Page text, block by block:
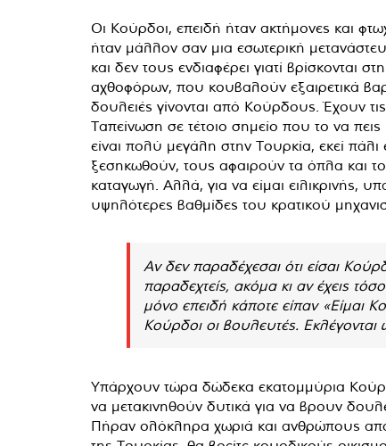
Οι Κούρδοι, επειδή ήταν ακτήμονες και
ήταν μάλλον σαν μια εσωτερική
και δεν τους ενδιαφέρει γιατί βρίσκονται
αχθοφόρων, που κουβαλούν εξαιρετικά
δουλειές γίνονται από Κούρδους. Έχουν
Ταπείνωση σε τέτοιο σημείο που το να
είναι πολύ μεγάλη στην Τουρκία, εκεί πάλι
ξεσηκωθούν, τους αφαιρούν τα όπλα και
καταγωγή. Αλλά, για να είμαι ειλικρινής,
υψηλότερες βαθμίδες του κρατικού
Αν δεν παραδέχεσαι ότι είσαι
παραδεχτείς, ακόμα κι αν έχεις
μόνο επειδή κάποτε είπαν «Είμαι
Κούρδοι οι βουλευτές.
Υπάρχουν τώρα δώδεκα εκατομμύρια
να μετακινηθούν δυτικά για να βρουν
Πήραν ολόκληρα χωριά και ανθρώπους